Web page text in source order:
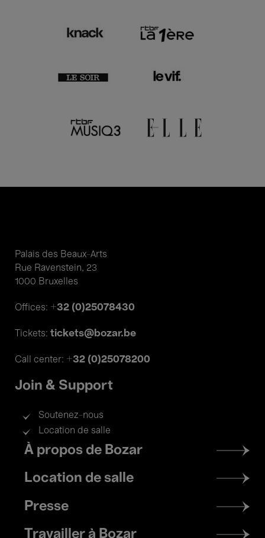
Palais des Beaux-Arts
Rue Ravenstein, 23
1000 Bruxelles
Offices: +32 (0)25078430
Tickets: tickets@bozar.be
Call center: +32 (0)25078200
Join & Support
Soutenez-nous
Location de salle
Footer
menu
À propos de Bozar
Location de salle
Presse
Travailler à Bozar